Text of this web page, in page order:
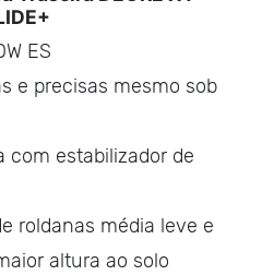
ES
e precisas mesmo sob
com estabilizador de
roldanas média leve e
altura ao solo